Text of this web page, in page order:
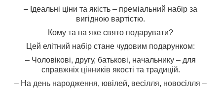
– Ідеальні ціни та якість – преміальний набір за
вигідною вартістю.
Кому та на яке свято подарувати?
Цей елітний набір стане чудовим подарунком:
– Чоловікові, другу, батькові, начальнику – для
справжніх цінників якості та традицій.
– На день народження, ювілей, весілля, новосілля –